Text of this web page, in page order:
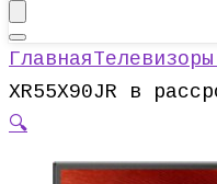
Главная
XR55X90JR в
🔍